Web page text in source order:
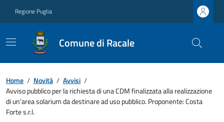
Regione Puglia
Comune di Racale
Home / Novità / Avvisi /
Avviso pubblico per la richiesta di una CDM finalizzata alla realizzazione
di un’area solarium da destinare ad uso pubblico. Proponente: Costa
Forte s.r.l.